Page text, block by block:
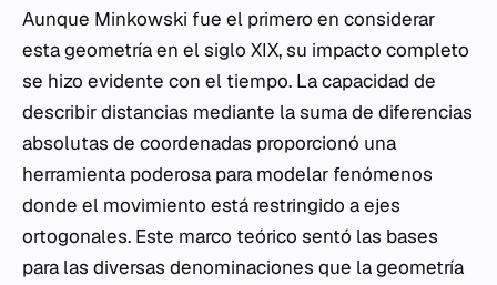
Aunque Minkowski fue el primero en considerar
esta geometría en el siglo XIX, su impacto completo
se hizo evidente con el tiempo. La capacidad de
describir distancias mediante la suma de diferencias
absolutas de coordenadas proporcionó una
herramienta poderosa para modelar fenómenos
donde el movimiento está restringido a ejes
ortogonales. Este marco teórico sentó las bases
para las diversas denominaciones que la geometría